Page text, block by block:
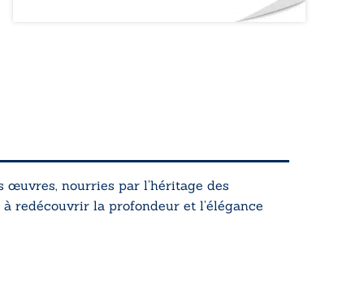
œuvres, nourries par l’héritage des
redécouvrir la profondeur et l’élégance